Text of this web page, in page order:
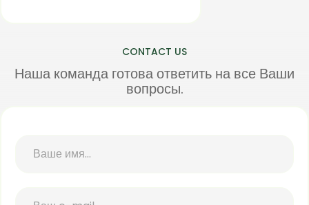
CONTACT US
Наша команда готова ответить на все Ваши
вопросы.